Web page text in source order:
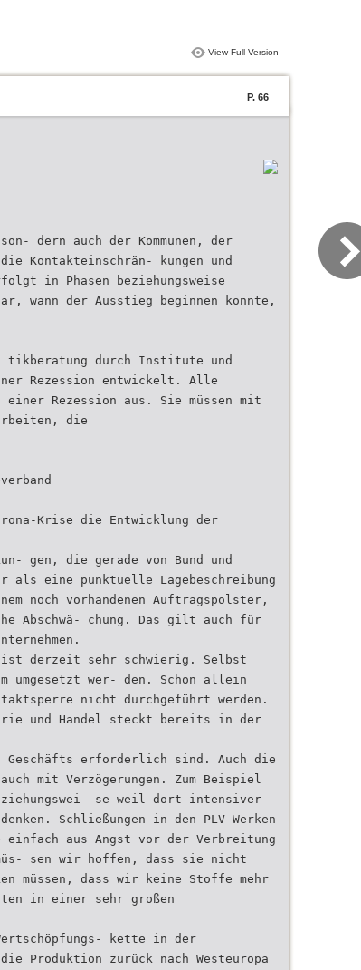
View Full Version
P. 66
dern auch der Kommunen, der
Kontakteinschrän- kungen und
in Phasen beziehungsweise
wann der Ausstieg beginnen könnte,
tikberatung durch Institute und
Rezession entwickelt. Alle
Rezession aus. Sie müssen mit
die
Krise die Entwicklung der
gen, die gerade von Bund und
als eine punktuelle Lagebeschreibung
noch vorhandenen Auftragspolster,
Abschwä- chung. Das gilt auch für
derzeit sehr schwierig. Selbst
umgesetzt wer- den. Schon allein
nicht durchgeführt werden.
und Handel steckt bereits in der
Geschäfts erforderlich sind. Auch die
mit Verzögerungen. Zum Beispiel
se weil dort intensiver
Schließungen in den PLV-Werken
aus Angst vor der Verbreitung
sen wir hoffen, dass sie nicht
müssen, dass wir keine Stoffe mehr
in einer sehr großen
kette in der
Produktion zurück nach Westeuropa